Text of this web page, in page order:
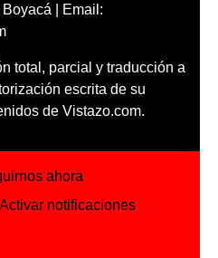
| Email:
total, parcial y traducción a
escrita de su
de Vistazo.com.
ahora
Activar notificaciones